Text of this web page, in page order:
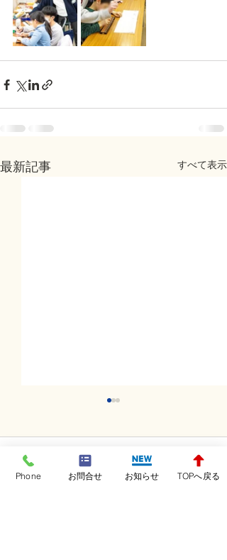
最新記事 すべて表示
コメント
Phone お問合せ お知らせ TOPへ戻る